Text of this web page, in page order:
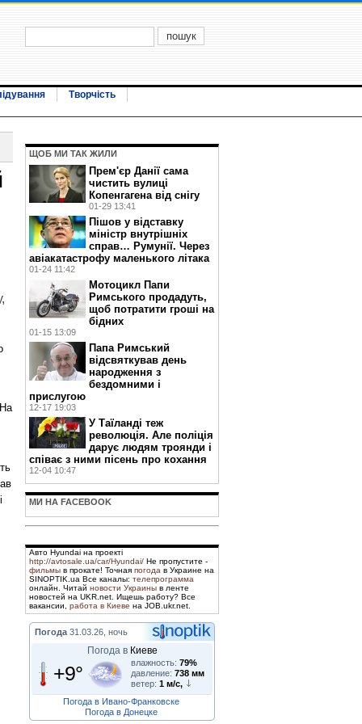
Творчість
ЩОБ МИ ТАК ЖИЛИ
Прем'єр Данії сама
чистить вулиці
Копенгагена від снігу
01-29 13:41
Пішов у відставку
міністр внутрішніх
справ… Румунії. Через
авіакатастрофу маленького літака
01-24 11:42
Мотоцикл Папи
Римського продадуть,
щоб потратити гроші на
бідних
01-15 13:09
Папа Римський
відсвяткував день
народження з
бездомними і
прислугою
12-17 19:03
У Таїланді теж
революція. Але поліція
дарує людям троянди і
співає з ними пісень про кохання
12-04 10:47
МИ НА FACEBOOK
Авто Hyundai на проекті
http://avtosale.ua/car/Hyundai/ Не пропустите -
фильмы в прокате! Точная погода в Украине на
SINOPTIK.ua Все каналы: телепрограмма
онлайн. Читай новости Украины в ленте
новостей на UKR.net. Ищешь работу? Все
вакансии, работа в Киеве на JOB.ukr.net.
Погода 31.03.26, ночь
Погода в Киеве
+9° влажность: 79%
давление: 738 мм
ветер: 1 м/с,
Погода в Ивано-Франковске
Погода в Донецке